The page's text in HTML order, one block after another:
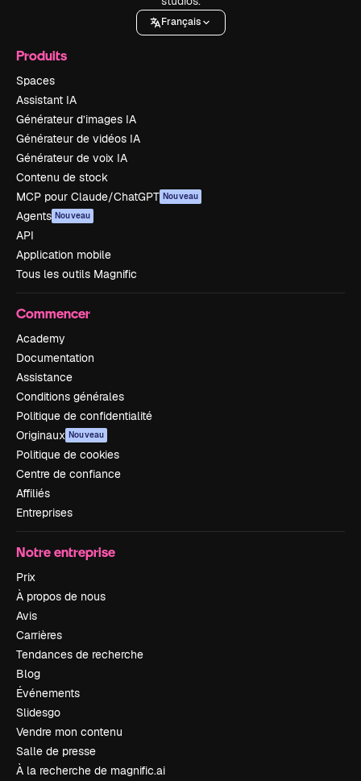
Français
Produits
Spaces
Assistant IA
Générateur d’images IA
Générateur de vidéos IA
Générateur de voix IA
Contenu de stock
MCP pour Claude/ChatGPT Nouveau
Agents Nouveau
API
Application mobile
Tous les outils Magnific
Commencer
Academy
Documentation
Assistance
Conditions générales
Politique de confidentialité
Originaux Nouveau
Politique de cookies
Centre de confiance
Affiliés
Entreprises
Notre entreprise
Prix
À propos de nous
Avis
Carrières
Tendances de recherche
Blog
Événements
Slidesgo
Vendre mon contenu
Salle de presse
À la recherche de magnific.ai